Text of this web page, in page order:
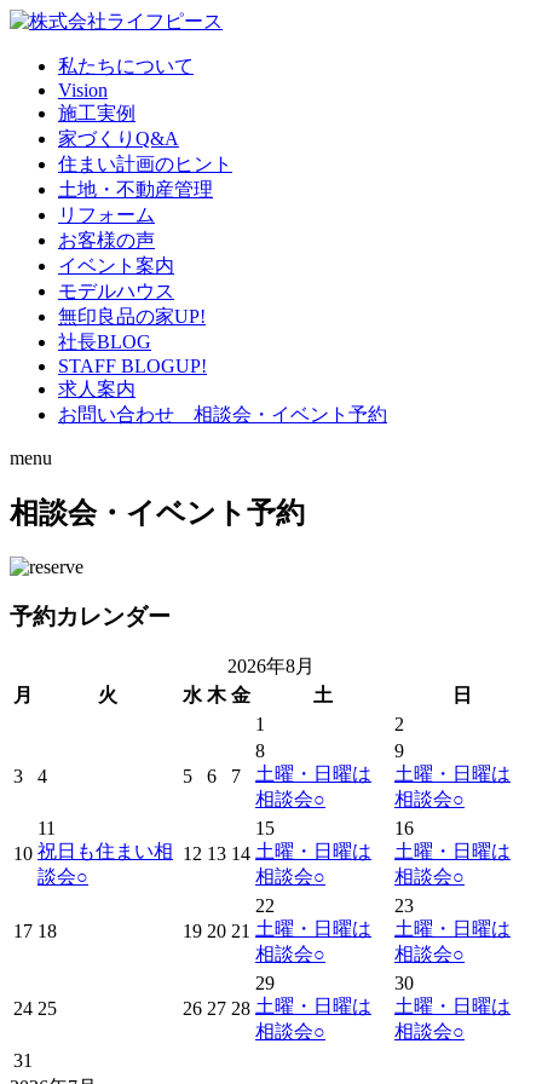
私たちについて
Vision
施工実例
家づくりQ&A
住まい計画のヒント
土地・不動産管理
リフォーム
お客様の声
イベント案内
モデルハウス
無印良品の家UP!
社長BLOG
STAFF BLOGUP!
求人案内
お問い合わせ 相談会・イベント予約
menu
相談会・イベント予約
予約カレンダー
2026年8月
月
火 水 木 金 土
日
1
2
3 4 5 6 7
8
土曜・日曜は
相談会○
9
土曜・日曜は
相談会○
10
11
祝日も住まい相
談会○
12 13 14
15
土曜・日曜は
相談会○
16
土曜・日曜は
相談会○
17 18 19 20 21
22
土曜・日曜は
相談会○
23
土曜・日曜は
相談会○
24 25 26 27 28
29
土曜・日曜は
相談会○
30
土曜・日曜は
相談会○
31